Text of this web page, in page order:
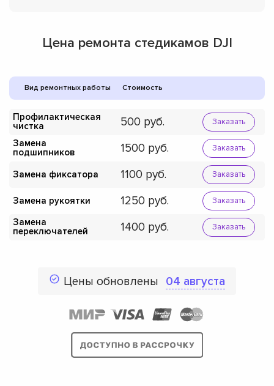
Цена ремонта стедикамов DJI
Вид ремонтных работы Стоимость
Профилактическая
чистка
500 Заказать
Замена
подшипников
1500 Заказать
Замена фиксатора 1100 Заказать
Замена рукоятки 1250 Заказать
Замена
переключателей
1400 Заказать
Цены обновлены 04 августа